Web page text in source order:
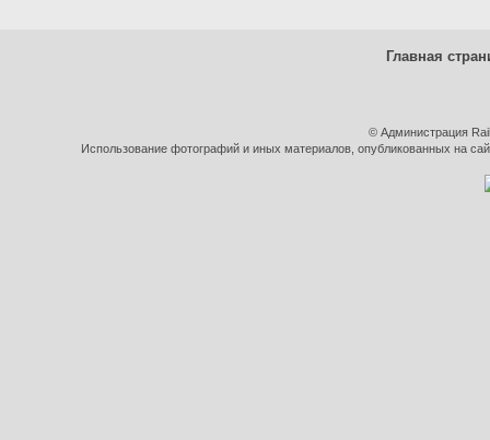
Главная
© Администрация
Использование фотографий и иных материалов, опубликованных на